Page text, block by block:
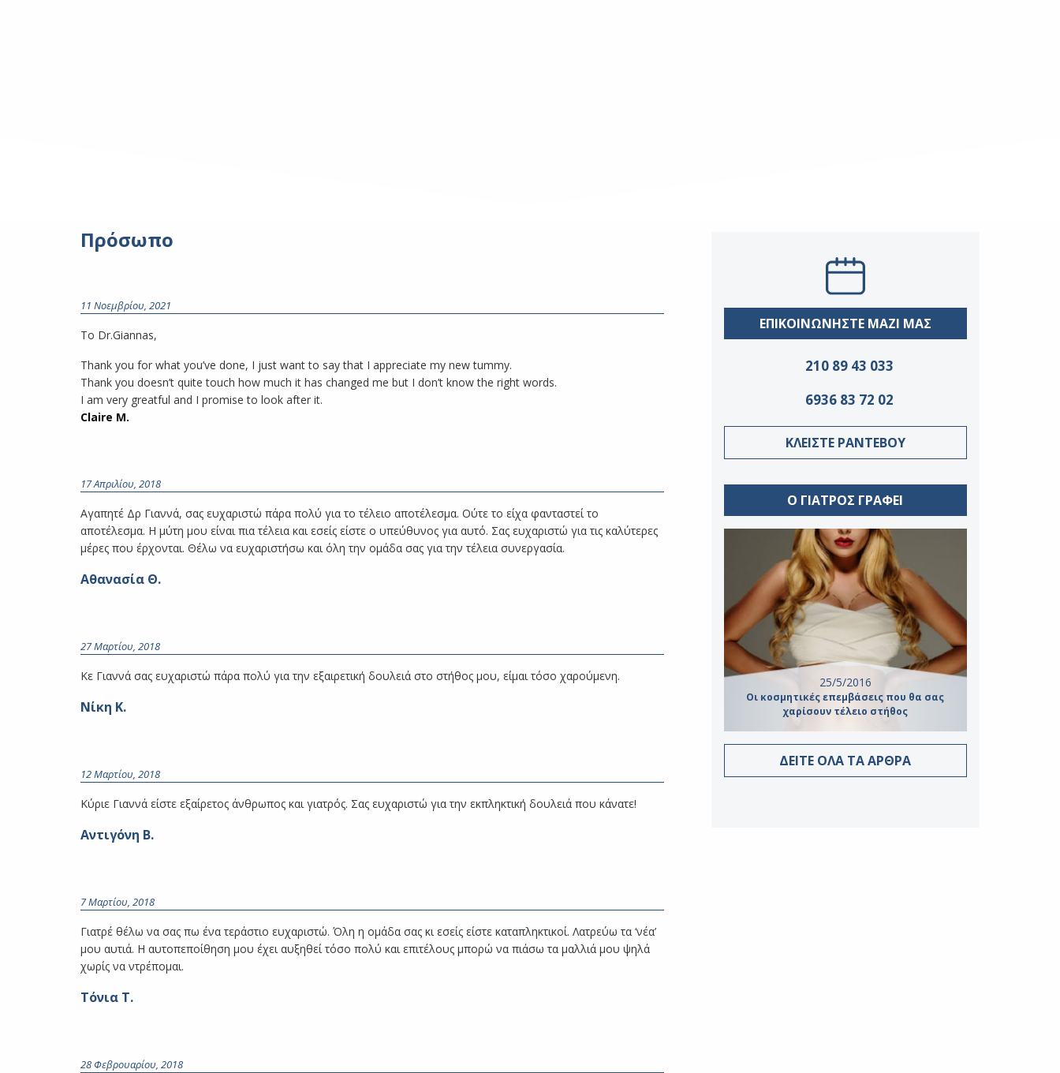
Πρόσωπο
11 Νοεμβρίου, 2021
To Dr.Giannas,
Thank you for what you’ve done, I just want to say that I appreciate my new tummy.
Thank you doesn’t quite touch how much it has changed me but I don’t know the right words.
I am very greatful and I promise to look after it.
Claire M.
17 Απριλίου, 2018
Αγαπητέ Δρ Γιαννά, σας ευχαριστώ πάρα πολύ για το τέλειο αποτέλεσμα. Ούτε το είχα φανταστεί το
αποτέλεσμα. Η μύτη μου είναι πια τέλεια και εσείς είστε ο υπεύθυνος για αυτό. Σας ευχαριστώ για τις καλύτερες
μέρες που έρχονται. Θέλω να ευχαριστήσω και όλη την ομάδα σας για την τέλεια συνεργασία.
Αθανασία Θ.
27 Μαρτίου, 2018
Κε Γιαννά σας ευχαριστώ πάρα πολύ για την εξαιρετική δουλειά στο στήθος μου, είμαι τόσο χαρούμενη.
Νίκη Κ.
12 Μαρτίου, 2018
Κύριε Γιαννά είστε εξαίρετος άνθρωπος και γιατρός. Σας ευχαριστώ για την εκπληκτική δουλειά που κάνατε!
Αντιγόνη Β.
7 Μαρτίου, 2018
Γιατρέ θέλω να σας πω ένα τεράστιο ευχαριστώ. Όλη η ομάδα σας κι εσείς είστε καταπληκτικοί. Λατρεύω τα ‘νέα’
μου αυτιά. Η αυτοπεποίθηση μου έχει αυξηθεί τόσο πολύ και επιτέλους μπορώ να πιάσω τα μαλλιά μου ψηλά
χωρίς να ντρέπομαι.
Τόνια Τ.
28 Φεβρουαρίου, 2018
ΕΠΙΚΟΙΝΩΝΗΣΤΕ ΜΑΖΙ ΜΑΣ
210 89 43 033
6936 83 72 02
ΚΛΕΙΣΤΕ ΡΑΝΤΕΒΟΥ
Ο ΓΙΑΤΡΟΣ ΓΡΑΦΕΙ
25/5/2016
Οι κοσμητικές επεμβάσεις που θα σας
χαρίσουν τέλειο στήθος
ΔΕΙΤΕ ΟΛΑ ΤΑ ΑΡΘΡΑ